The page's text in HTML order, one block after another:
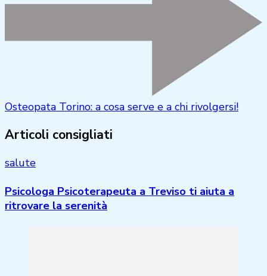
Osteopata Torino: a cosa serve e a chi rivolgersi!
Articoli consigliati
salute
Psicologa Psicoterapeuta a Treviso ti aiuta a
ritrovare la serenità